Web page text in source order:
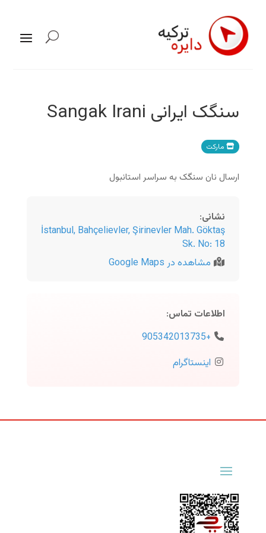
سنگک ایرانی Sangak Irani
مارکت
ارسال نان سنگک به سراسر استانبول
نشانی:
İstanbul, Bahçelievler, Şirinevler Mah. Göktaş
Sk. No: 18
مشاهده در Google Maps
اطلاعات تماس:
+905342013735
اینستاگرام